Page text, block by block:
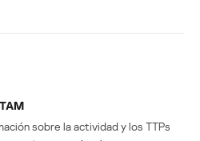
sobre la actividad y los TTPs